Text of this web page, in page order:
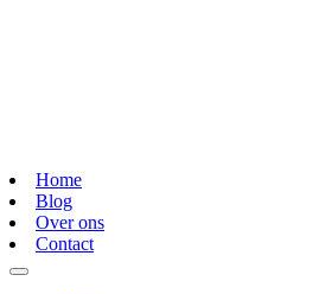
Home
Blog
Over ons
Contact